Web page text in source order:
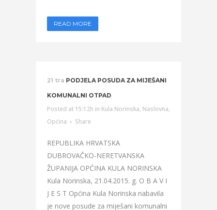
READ MORE
21 tra PODJELA POSUDA ZA MIJEŠANI
KOMUNALNI OTPAD
Posted at 15:12h in Kula Norinska, Naslovna,
Općina
Share
REPUBLIKA HRVATSKA
DUBROVAČKO-NERETVANSKA
ŽUPANIJA OPĆINA KULA NORINSKA
Kula Norinska, 21.04.2015. g. O B A V I
J E S T Općina Kula Norinska nabavila
je nove posude za miješani komunalni